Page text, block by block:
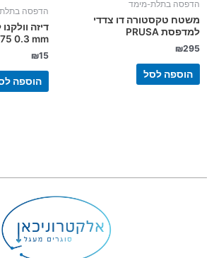
הדפסה בתלת-מימד
משטח טקסטורה דו צדדי
למדפסת PRUSA
₪295
הוספה לסל
הדפסה
דיזה
0.3 mm
₪15
הוספה